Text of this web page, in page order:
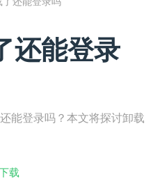
还能登录
能登录吗？本文将探讨卸载
载